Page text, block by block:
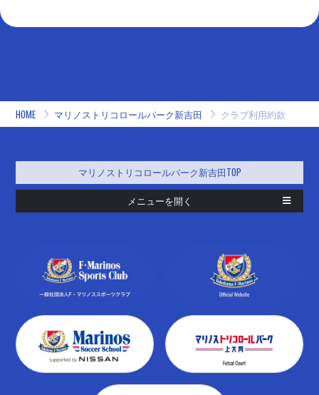
HOME マリノストリコロールパーク新吉田 クラブ利用約款
マリノストリコロールパーク新吉田TOP
メニューを開く